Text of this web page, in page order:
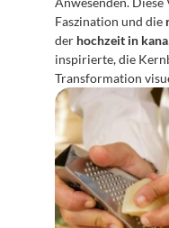
Faszination und die
der hochzeit in kana
inspirierte, die
Transformation